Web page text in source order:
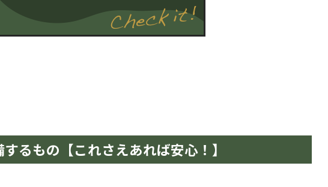
るもの【これさえあれば安心！】